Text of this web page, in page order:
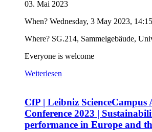
03. Mai 2023
When? Wednesday, 3 May 2023,
Where? SG.214, Sammelgebäude,
Everyone is welcome
Weiterlesen
CfP | Leibniz ScienceCampus
Conference 2023 |
performance in Europe and